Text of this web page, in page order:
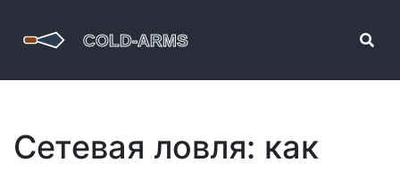
Сетевая ловля: как